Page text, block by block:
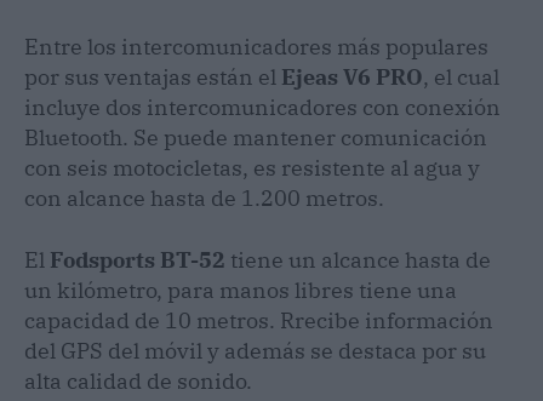
Entre los intercomunicadores más populares
por sus ventajas están el Ejeas V6 PRO, el cual
incluye dos intercomunicadores con conexión
Bluetooth. Se puede mantener comunicación
con seis motocicletas, es resistente al agua y
con alcance hasta de 1.200 metros.
El Fodsports BT-52 tiene un alcance hasta de
un kilómetro, para manos libres tiene una
capacidad de 10 metros. Rrecibe información
del GPS del móvil y además se destaca por su
alta calidad de sonido.